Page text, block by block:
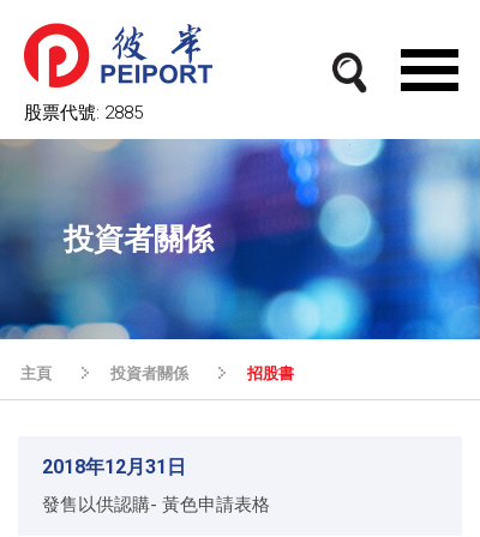
股票代號: 2885
投資者關係
主頁 投資者關係 招股書
2018年12月31日
發售以供認購- 黃色申請表格